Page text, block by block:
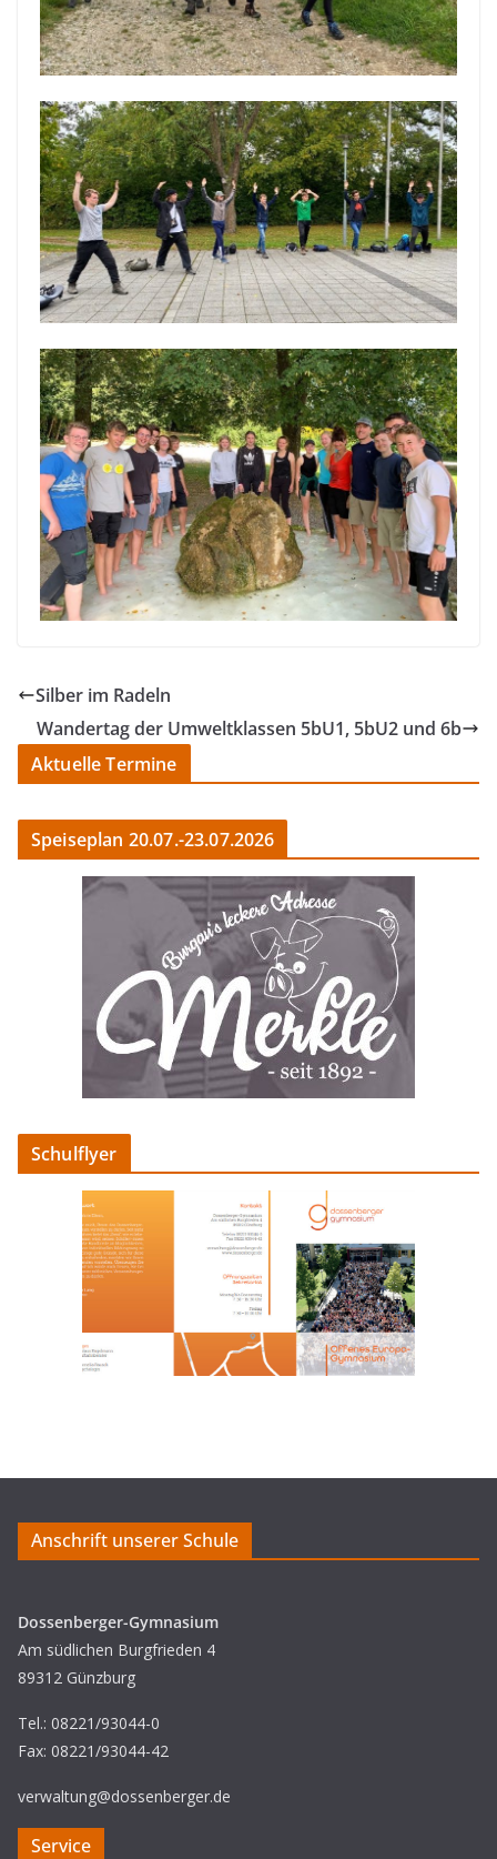
Silber im Radeln
Wandertag der Umweltklassen 5bU1, 5bU2 und 6b
Aktuelle Termine
Speiseplan 20.07.-23.07.2026
Schulflyer
Anschrift unserer Schule
Dossenberger-Gymnasium
Am südlichen Burgfrieden 4
89312 Günzburg
Tel.: 08221/93044-0
Fax: 08221/93044-42
verwaltung@dossenberger.de
Service